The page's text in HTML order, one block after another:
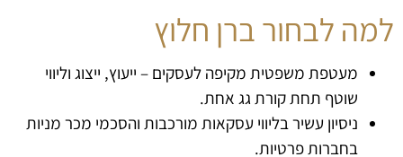
למה לבחור ברן חלוץ
מעטפת משפטית מקיפה לעסקים – ייעוץ, ייצוג וליווי
שוטף תחת קורת גג אחת.
ניסיון עשיר בליווי עסקאות מורכבות והסכמי מכר מניות
בחברות פרטיות.